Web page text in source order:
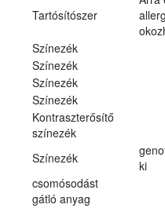
Tartósítószer
Színezék
Színezék
Színezék
Színezék
Kontraszterősítő
színezék
Színezék
ki
csomósodást
gátló anyag